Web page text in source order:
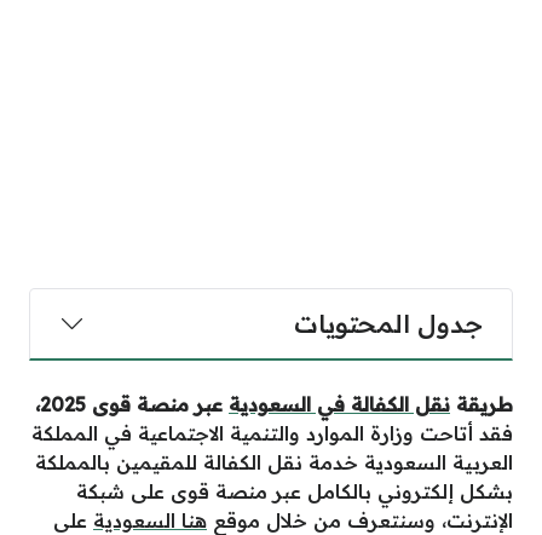
جدول المحتويات
طريقة نقل الكفالة في السعودية عبر منصة قوى 2025،
فقد أتاحت وزارة الموارد والتنمية الاجتماعية في المملكة
العربية السعودية خدمة نقل الكفالة للمقيمين بالمملكة
بشكل إلكتروني بالكامل عبر منصة قوى على شبكة
الإنترنت، وسنتعرف من خلال موقع هنا السعودية على